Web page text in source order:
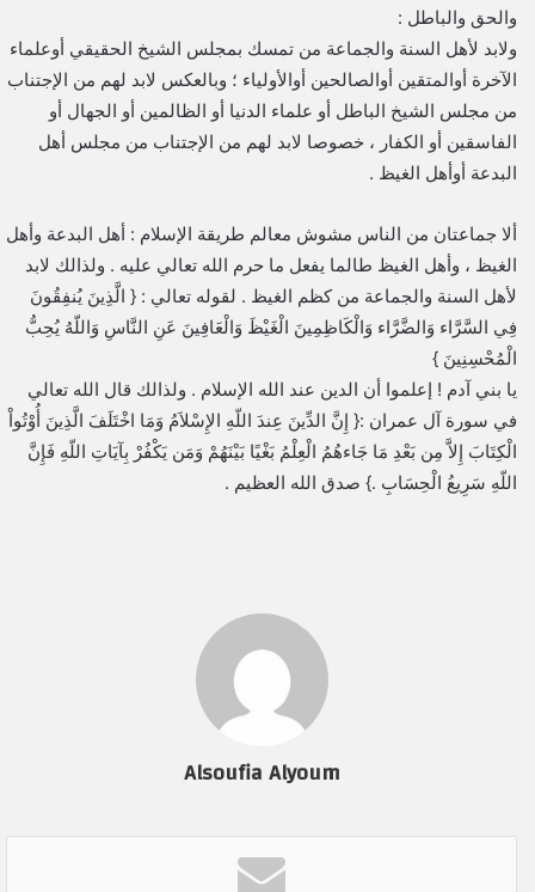
والحق والباطل :
ولابد لأهل السنة والجماعة من تمسك بمجلس الشيخ الحقيقي أوعلماء
الآخرة أوالمتقين أوالصالحين أوالأولياء ؛ وبالعكس لابد لهم من الإجتناب
من مجلس الشيخ الباطل أو علماء الدنيا أو الظالمين أو الجهال أو
الفاسقين أو الكفار ، خصوصا لابد لهم من الإجتناب من مجلس أهل
البدعة أوأهل الغيظ .
ألا جماعتان من الناس مشوش معالم طريقة الإسلام : أهل البدعة وأهل
الغيظ ، وأهل الغيظ طالما يفعل ما حرم الله تعالي عليه . ولذالك لابد
لأهل السنة والجماعة من كظم الغيظ . لقوله تعالي : { الَّذِينَ يُنفِقُونَ
فِي السَّرَّاء وَالضَّرَّاء وَالْكَاظِمِينَ الْغَيْظَ وَالْعَافِينَ عَنِ النَّاسِ وَاللّهُ يُحِبُّ
الْمُحْسِنِينَ }
يا بني آدم ! إعلموا أن الدين عند الله الإسلام . ولذالك قال الله تعالي
في سورة آل عمران :{ إِنَّ الدِّينَ عِندَ اللّهِ الإِسْلاَمُ وَمَا اخْتَلَفَ الَّذِينَ أُوْتُواْ
الْكِتَابَ إِلاَّ مِن بَعْدِ مَا جَاءهُمُ الْعِلْمُ بَغْيًا بَيْنَهُمْ وَمَن يَكْفُرْ بِآيَاتِ اللّهِ فَإِنَّ
اللّهِ سَرِيعُ الْحِسَابِ .} صدق الله العظيم .
Alsoufia Alyoum